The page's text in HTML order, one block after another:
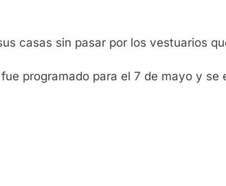
casas sin pasar por los vestuarios
programado para el 7 de mayo y se